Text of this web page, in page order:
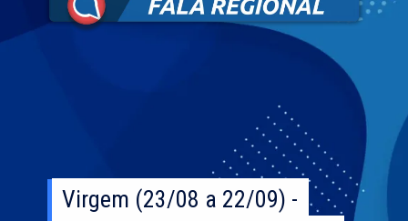
Virgem (23/08 a 22/09) -
Virgem (23/08 a 22/09) -